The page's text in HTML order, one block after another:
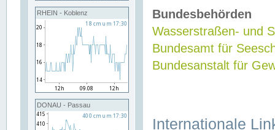
RHEIN - Koblenz
DONAU - Passau
Bundesbehörden
Wasserstraßen- und
Bundesamt für
Bundesanstalt für
Internationale